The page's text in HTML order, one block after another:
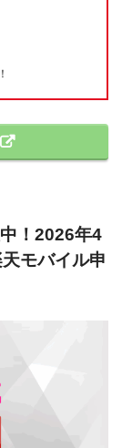
！2026年4
モバイル申